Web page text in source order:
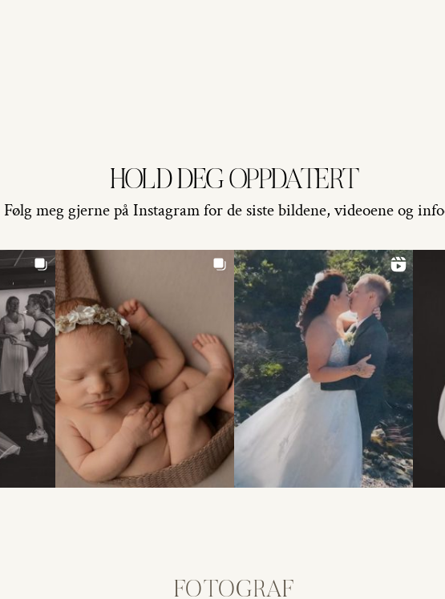
HOLD DEG OPPDATERT
Følg meg gjerne på Instagram for de siste bildene, videoene og
FOTOGRAF